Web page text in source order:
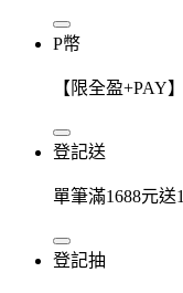
P幣
【限全盈+PAY
登記送
單筆滿1688元送
登記抽